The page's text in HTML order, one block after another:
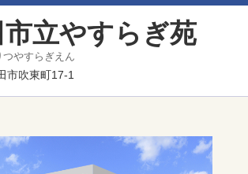
市立やすらぎ苑
つやすらぎえん
市吹東町17-1